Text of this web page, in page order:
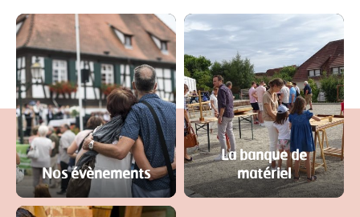
Nos évènements
La banque de
matériel